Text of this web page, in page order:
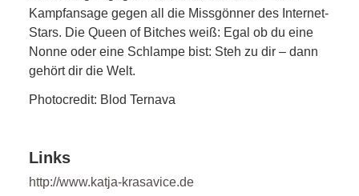
Kampfansage gegen all die Missgönner des Internet-
Stars. Die Queen of Bitches weiß: Egal ob du eine
Nonne oder eine Schlampe bist: Steh zu dir – dann
gehört dir die Welt.
Photocredit: Blod Ternava
Links
http://www.katja-krasavice.de